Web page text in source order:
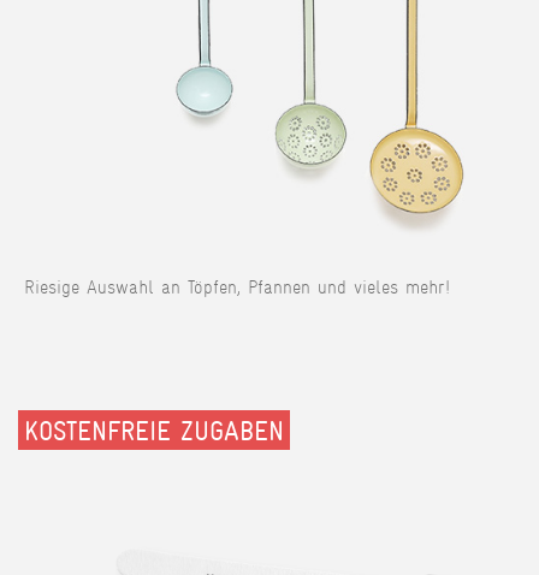
Riesige Auswahl an Töpfen, Pfannen und vieles mehr!
KOSTENFREIE ZUGABEN